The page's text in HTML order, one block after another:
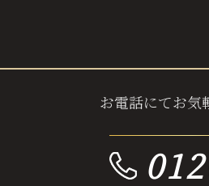
お電話にてお気